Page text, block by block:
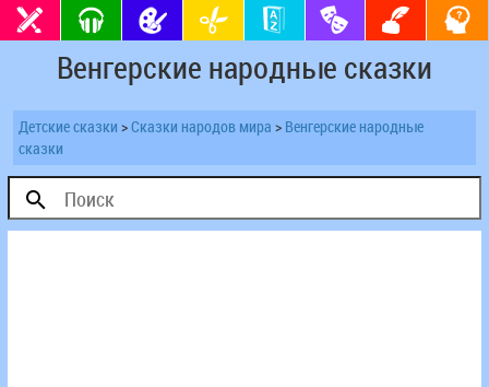
Венгерские народные сказки
Детские сказки >Сказки народов мира > Венгерские народные
сказки